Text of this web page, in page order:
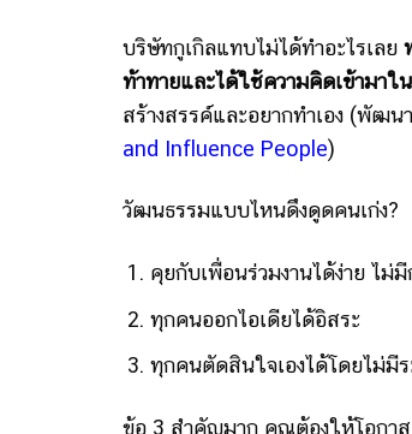
บริษัทกูเกิลแทบไม่ได้ทำอะไรเลย
ท้าทายและได้ใช้ความคิดเข้ามาใ
สร้างสรรค์และอยากทำเอง (พัฒ
and Influence People)
วัฒนธรรมแบบไหนดึงดูดคนเก่ง?
คุยกับเพื่อนร่วมงานได้ง่าย ไม่มี
ทุกคนออกไอเดียได้อิสระ
ทุกคนตัดสินใจเองได้โดยไม่มี
ข้อ 3 สำคัญมาก คุณต้องให้โอกาส